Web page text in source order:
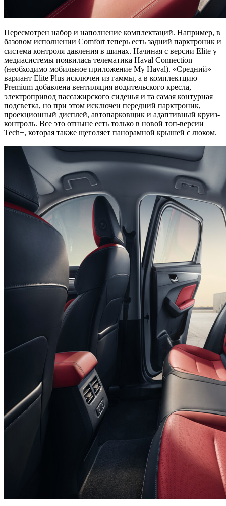
Пересмотрен набор и наполнение комплектаций. Например, в
базовом исполнении Comfort теперь есть задний парктроник и
система контроля давления в шинах. Начиная с версии Elite у
медиасистемы появилась телематика Haval Connection
(необходимо мобильное приложение My Haval). «Средний»
вариант Elite Plus исключен из гаммы, а в комплектцию
Premium добавлена вентиляция водительского кресла,
электропривод пассажирского сиденья и та самая контурная
подсветка, но при этом исключен передний парктроник,
проекционный дисплей, автопарковщик и адаптивный круиз-
контроль. Все это отныне есть только в новой топ-версии
Tech+, которая также щеголяет панорамной крышей с люком.